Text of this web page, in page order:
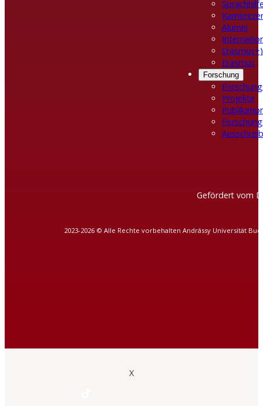
Alumni
Erasmus
Forschung
Projekte
Gefördert vom
2023-2026 © Alle Rechte vorbehalten Andrássy Universität
X